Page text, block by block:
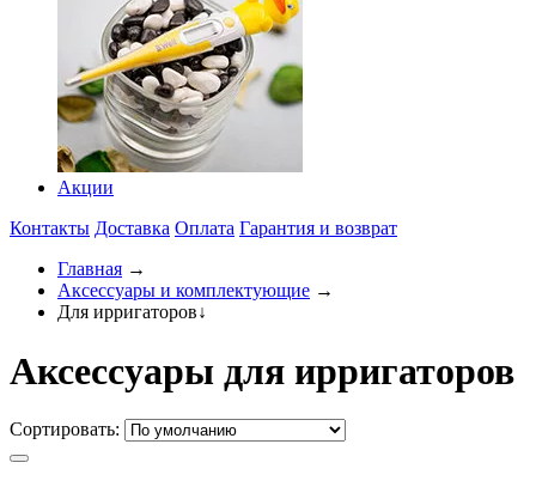
Акции
Контакты Доставка Оплата Гарантия и возврат
Главная →
Аксессуары и комплектующие →
Для ирригаторов↓
Аксессуары для ирригаторов
Сортировать: